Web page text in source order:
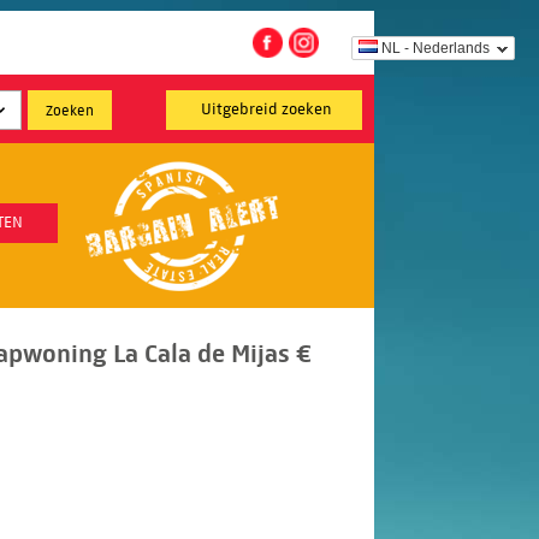
NL - Nederlands
Uitgebreid zoeken
La Cala de Mijas €